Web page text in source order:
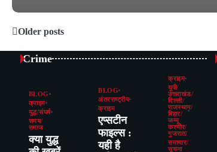
12 March 2026
Posts
navigation
Older posts
Crime
BLOG
क्राइम
युद्ध/संघर्ष
समय/
समाज
क्या युद्ध
BLOG
अंतरराष्ट्रीय
क्राइम
एप्सटीन
फाइल्स :
यही है
क्राइम
यूपी/
उत्तराखंड/
दिल्ली/
राजस्थान/
बिहार/
जम्मू
कश्मीर/
गुजरात/
समाचार/
सूचना